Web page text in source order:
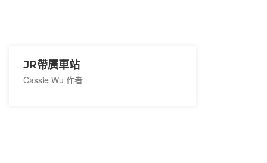
JR帶廣車站
Cassie Wu 作者